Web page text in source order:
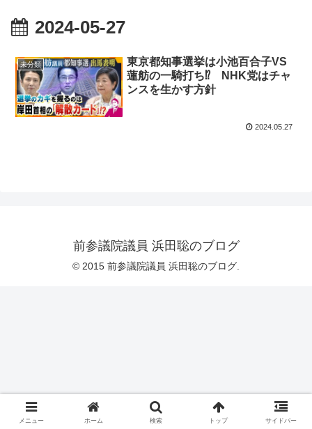
2024-05-27
未分類
東京都知事選挙は小池百合子VS
蓮舫の一騎打ち⁉ NHK党はチャ
ンスを生かす方針
2024.05.27
前参議院議員 浜田聡のブログ
© 2015 前参議院議員 浜田聡のブログ.
メニュー ホーム 検索 トップ サイドバー